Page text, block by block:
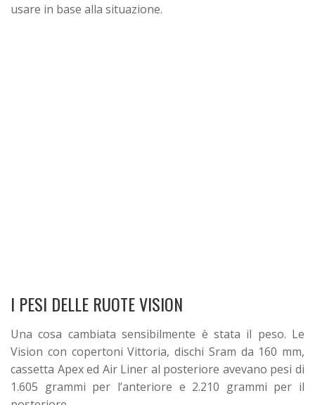
usare in base alla situazione.
I PESI DELLE RUOTE VISION
Una cosa cambiata sensibilmente è stata il peso. Le
Vision con copertoni Vittoria, dischi Sram da 160 mm,
cassetta Apex ed Air Liner al posteriore avevano pesi di
1.605 grammi per l’anteriore e 2.210 grammi per il